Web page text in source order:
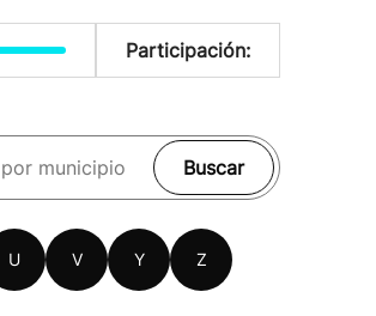
Participación:
Buscar
U V Y Z